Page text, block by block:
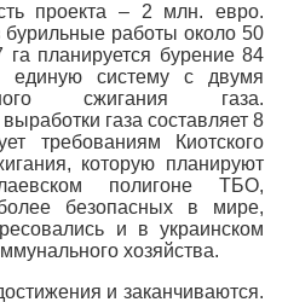
проекта – 2 млн. евро.
работы около 50
планируется бурение 84
единую систему с двумя
сжигания газа.
газа составляет 8
требованиям Киотского
которую планируют
полигоне ТБО,
безопасных в мире,
и в украинском
хозяйства.
и заканчиваются.